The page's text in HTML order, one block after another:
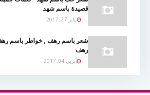
قصيدة باسم شهد
يناير 27, 2017
شعر باسم رهف , خواطر باسم
رهف
أبريل 04, 2017